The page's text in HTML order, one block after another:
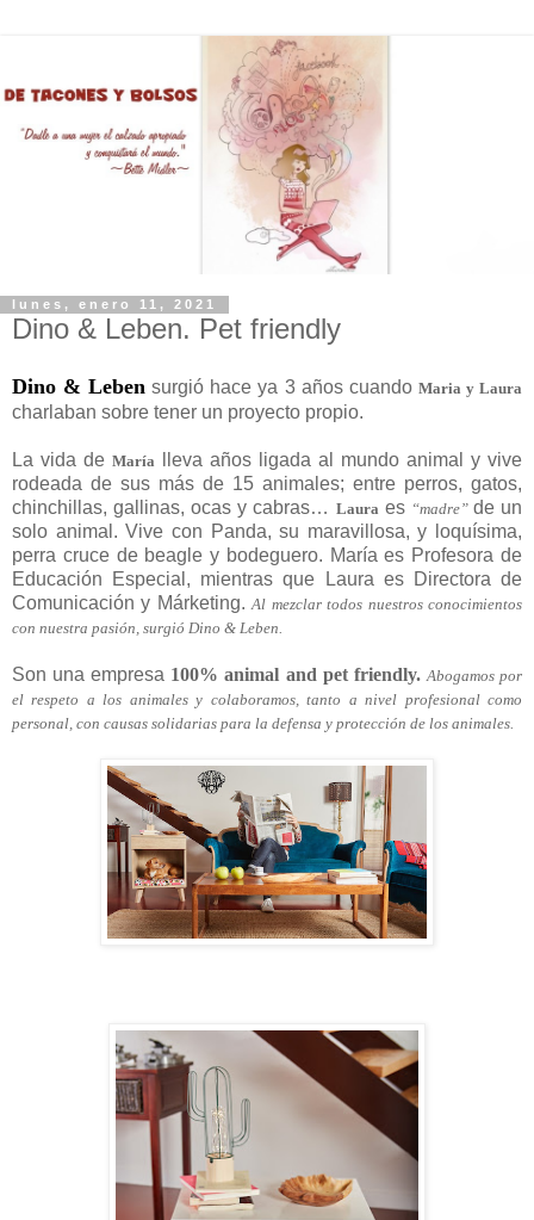
lunes, enero 11, 2021
Dino & Leben. Pet friendly
Dino & Leben surgió hace ya 3 años cuando Maria y Laura
charlaban sobre tener un proyecto propio.
La vida de María
lleva años ligada al mundo animal y vive
rodeada de sus más de 15 animales; entre perros, gatos,
chinchillas, gallinas, ocas y cabras… Laura es “madre” de un
solo animal. Vive con Panda, su maravillosa, y loquísima,
perra cruce de beagle y bodeguero. María es Profesora de
Educación Especial, mientras que Laura es Directora de
Comunicación y Márketing.Al mezclar todos nuestros conocimientos
con nuestra pasión, surgió Dino & Leben.
Son una empresa 100% animal and pet friendly. Abogamos por
el respeto a los animales y colaboramos, tanto a nivel profesional como
personal, con causas solidarias para la defensa y protección de los animales.